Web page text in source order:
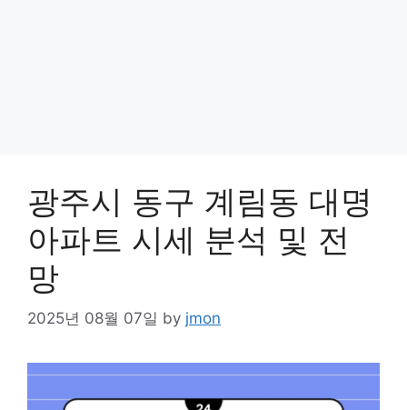
광주시 동구 계림동 대명
아파트 시세 분석 및 전
망
2025년 08월 07일 by jmon